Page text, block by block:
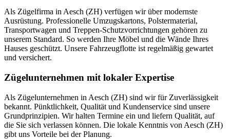
Als Zügelfirma in Aesch (ZH) verfügen wir über modernste
Ausrüstung. Professionelle Umzugskartons, Polstermaterial,
Transportwagen und Treppen-Schutzvorrichtungen gehören zu
unserem Standard. So werden Ihre Möbel und die Wände Ihres
Hauses geschützt. Unsere Fahrzeugflotte ist regelmäßig gewartet
und versichert.
Zügelunternehmen mit lokaler Expertise
Als Zügelunternehmen in Aesch (ZH) sind wir für Zuverlässigkeit
bekannt. Pünktlichkeit, Qualität und Kundenservice sind unsere
Grundprinzipien. Wir halten Termine ein und liefern Qualität, auf
die Sie sich verlassen können. Die lokale Kenntnis von Aesch (ZH)
gibt uns Vorteile bei der Planung.